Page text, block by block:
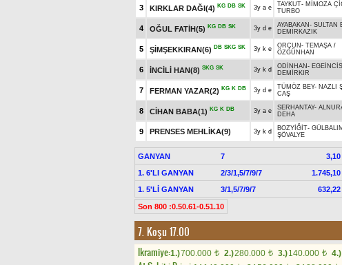
3 KIRKLAR DAĞI(4) KG DB SK 3y a e TAYKUT- MİMOZA
TURBO
4 OĞUL FATİH(5) KG DB SK 3y d e AYABAKAN - SULTAN
DEMİRKAZIK
5 ŞİMŞEKKIRAN(6) DB SKG SK 3y k e ORÇUN - TEMAŞA /
ÖZGÜNHAN
6 İNCİLİ HAN(8) SKG SK 3y k d ODİNHAN - EGEİNCİSİ
DEMİRKIR
7 FERMAN YAZAR(2) KG K DB 3y d e TÜMÖZ BEY- NAZLI
CAŞ
8 CİHAN BABA(1) KG K DB 3y a e SERHANTAY-
DEHA
9 PRENSES MEHLİKA(9) 3y k d BOZYİĞİT- GÜLBALIM
ŞÖVALYE
GANYAN 7
3,10
1. 6'LI GANYAN
2/3/1,5/7/9/7
1.745,10
1. 5'Lİ GANYAN
3/1,5/7/9/7 632,22
Son 800 :0.50.61-0.51.10
7. Koşu 17.00
Ikramiye:1.)700.000 t 2.)280.000 t 3.)140.000 t 4.)